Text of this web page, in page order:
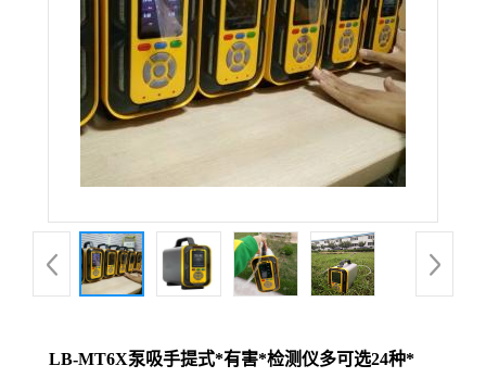
品
厅
LB-MT6X泵吸手提式*有害*检测仪多可选24种*